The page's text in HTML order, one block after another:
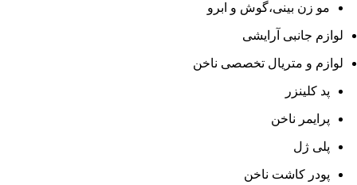
مو زن بینی،گوش و ابرو
لوازم جانبی آرایشی
لوازم و متریال تخصصی ناخن
پد کلینزر
پرایمر ناخن
پلی ژل
پودر کاشت ناخن